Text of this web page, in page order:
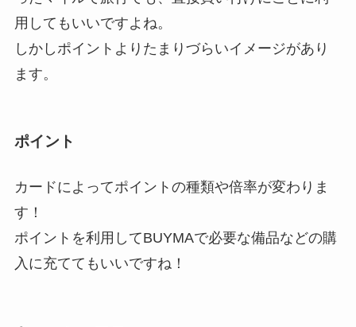
用してもいいですよね。
しかしポイントよりたまりづらいイメージがあり
ます。
ポイント
カードによってポイントの種類や倍率が変わりま
す！
ポイントを利用してBUYMAで必要な備品などの購
入に充ててもいいですね！